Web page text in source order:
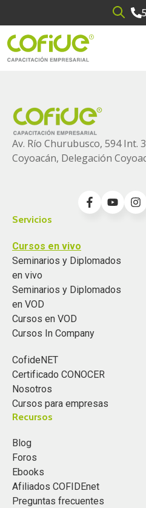
Open
Av. Río Churubusco, 594 Int.
Coyoacán, Delegación
Servicios
Cursos en vivo
Seminarios y Diplomados
en vivo
Seminarios y Diplomados
en VOD
Cursos en VOD
Cursos In Company
CofideNET
Certificado CONOCER
Nosotros
Cursos para empresas
Recursos
Blog
Foros
Ebooks
Afiliados COFIDEnet
Preguntas frecuentes